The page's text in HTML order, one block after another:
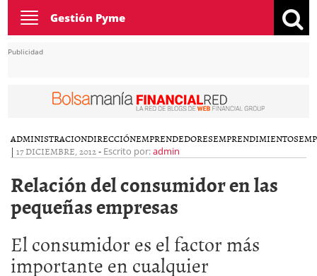
Toggle
navigation
Gestión Pyme
Publicidad
ADMINISTRACIONDIRECCIÓNEMPRENDEDORESEMPRENDIMIENTOS
| 17 DICIEMBRE, 2012- Escrito por:admin
Relación del consumidor en las
pequeñas empresas
El consumidor es el factor más
importante en cualquier